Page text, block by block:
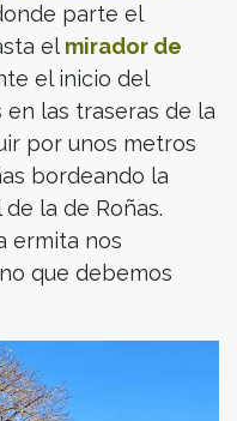
parte el
el mirador de
el inicio del
las traseras de la
por unos metros
bordeando la
la de Roñas.
ermita nos
que debemos